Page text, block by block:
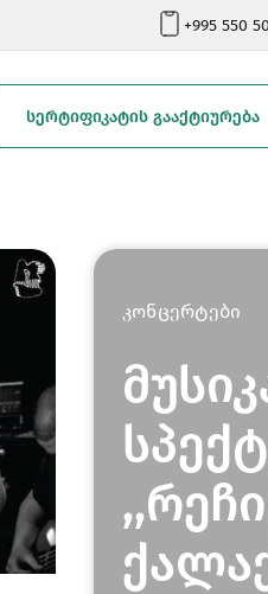
+995 550
ᲡᲔᲠᲢᲘᲤᲘᲙᲐᲢᲘᲡ ᲒᲐᲐᲥᲢᲘᲣᲠᲔᲑᲐ
კონცერტები